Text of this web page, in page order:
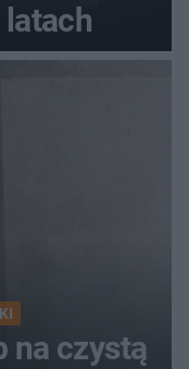
na czystą